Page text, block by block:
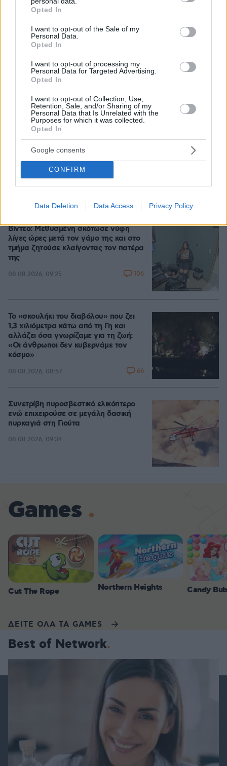
grant or deny consent to Google and its third-party tags to
use your data for below specified purposes in below Google
consent section.
Opted In
I want to opt-out of the Sale of my
Personal Data.
Opted In
I want to opt-out of processing my
Personal Data for Targeted Advertising.
Opted In
I want to opt-out of Collection, Use,
Retention, Sale, and/or Sharing of my
Personal Data that Is Unrelated with the
Purposes for which it was collected.
Opted In
Google consents
CONFIRM
Data Deletion Data Access Privacy Policy
στις Σέρρες με νεκρούς μητέρα και
γιο: Τι λέει πραγματογνώμονας στο
protothema
08.08.2026, 08:36 182
Εντοπίστηκε η «Αράχνη» του Άσαντ:
Πώς ένα ξεχασμένο σημειωματάριο
οδήγησε στα ίχνη του διαβόητου
αρχικατασκόπου
08.08.2026, 10:56 23
Βίντεο: Μεθυσμένη σκότωσε νύφη
λίγες ώρες μετά τον γάμο της και στο
τμήμα ζητούσε κλαίγοντας τον πατέρα
της
08.08.2026, 09:25 106
Το «σκουλήκι του διαβόλου» που ζει
1,3 χιλιόμετρα κάτω από τη Γη και
αλλάζει όσα γνωρίζαμε για τη ζωή:
«Οι άνθρωποι δεν κυβερνάμε τον
κόσμο»
08.08.2026, 08:57 66
Συνετρίβη πυροσβεστικό ελικόπτερο
ενώ επιχειρούσε σε μεγάλη δασική
πυρκαγιά στη Γιούτα
08.08.2026, 09:34
Games
Cut The Rope Northern Heights Candy
ΔΕΙΤΕ ΟΛΑ ΤΑ GAMES
Best of Network